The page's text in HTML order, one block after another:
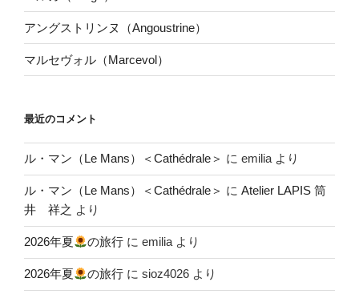
アングストリンヌ（Angoustrine）
マルセヴォル（Marcevol）
最近のコメント
ル・マン（Le Mans）＜Cathédrale＞ に emilia より
ル・マン（Le Mans）＜Cathédrale＞ に Atelier LAPIS 筒
井 祥之 より
2026年夏 の旅行 にemilia より
2026年夏 の旅行 にsioz4026 より